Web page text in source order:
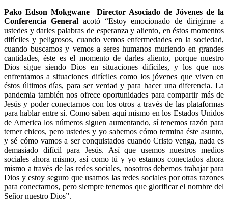
Pako Edson Mokgwane
Director Asociado de Jóvenes de la
Conferencia Generalacotó “Estoy emocionado de dirigirme a
ustedes y darles palabras de esperanza y aliento, en éstos momentos
difíciles y peligrosos, cuando vemos enfermedades en la sociedad,
cuando buscamos y vemos a seres humanos muriendo en grandes
cantidades, éste es el momento de darles aliento, porque nuestro
Dios sigue siendo Dios en situaciones difíciles, y los que nos
enfrentamos a situaciones difíciles como los jóvenes que viven en
éstos últimos días, para ser verdad y para hacer una diferencia. La
pandemia también nos ofrece oportunidades para compartir más de
Jesús y poder conectarnos con los otros a través de las plataformas
para hablar entre sí. Como saben aquí mismo en los Estados Unidos
de America los números siguen aumentando, sí tenemos razón para
temer chicos, pero ustedes y yo sabemos cómo termina éste asunto,
y sé cómo vamos a ser conquistados cuando Cristo venga, nada es
demasiado difícil para Jesús. Así que usemos nuestros medios
sociales ahora mismo, así como tú y yo estamos conectados ahora
mismo a través de las redes sociales, nosotros debemos trabajar para
Dios y estoy seguro que usamos las redes sociales por otras razones
para conectarnos, pero siempre tenemos que glorificar el nombre del
Señor nuestro Dios”.